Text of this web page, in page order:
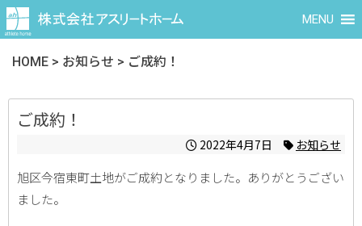
MENU
HOME > お知らせ > ご成約！
ご成約！
2022年4月7日 お知らせ
旭区今宿東町土地がご成約となりました。ありがとうござい
ました。